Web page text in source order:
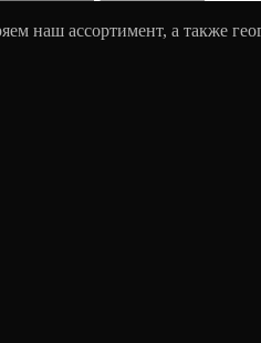
наш ассортимент, а также